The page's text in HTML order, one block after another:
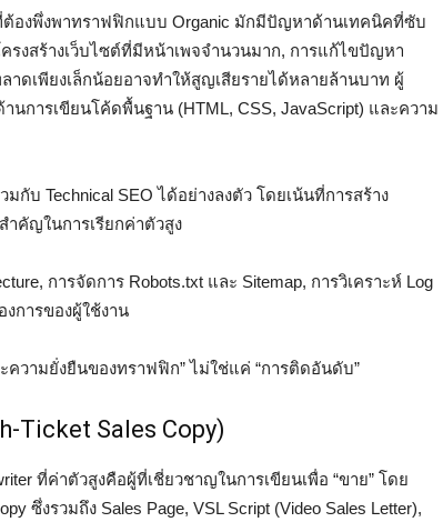
องพึ่งพาทราฟฟิกแบบ Organic มักมีปัญหาด้านเทคนิคที่ซับ
รงสร้างเว็บไซต์ที่มีหน้าเพจจำนวนมาก, การแก้ไขปัญหา
าดเพียงเล็กน้อยอาจทำให้สูญเสียรายได้หลายล้านบาท ผู้
นการเขียนโค้ดพื้นฐาน (HTML, CSS, JavaScript) และความ
กับ Technical SEO ได้อย่างลงตัว โดยเน้นที่การสร้าง
ำคัญในการเรียกค่าตัวสูง
การจัดการ Robots.txt และ Sitemap, การวิเคราะห์ Log
การของผู้ใช้งาน
วามยั่งยืนของทราฟฟิก” ไม่ใช่แค่ “การติดอันดับ”
Ticket Sales Copy)
ที่ค่าตัวสูงคือผู้ที่เชี่ยวชาญในการเขียนเพื่อ “ขาย” โดย
ซึ่งรวมถึง Sales Page, VSL Script (Video Sales Letter),